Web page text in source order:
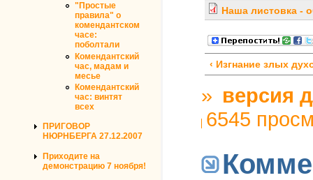
"Простые
правила" о
комендантском
часе:
поболтали
Комендантский
час, мадам и
месье
Комендантский
час: винтят
всех
ПРИГОВОР
НЮРНБЕРГА 27.12.2007
Приходите на
демонстрацию 7 ноября!
Наша листовка -
‹ Изгнание злых
» версия
6545